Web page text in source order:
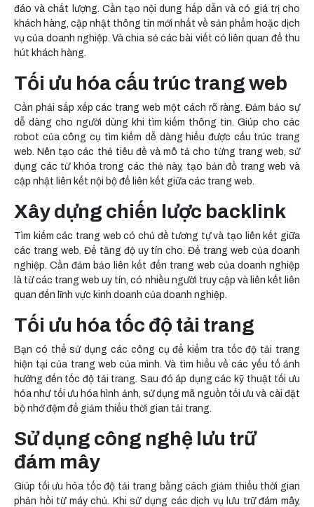
đáo và chất lượng. Cần tạo nội dung hấp dẫn và có giá trị cho
khách hàng, cập nhật thông tin mới nhất về sản phẩm hoặc dịch
vụ của doanh nghiệp. Và chia sẻ các bài viết có liên quan để thu
hút khách hàng.
Tối ưu hóa cấu trúc trang web
Cần phải sắp xếp các trang web một cách rõ ràng. Đảm bảo sự
dễ dàng cho người dùng khi tìm kiếm thông tin. Giúp cho các
robot của công cụ tìm kiếm dễ dàng hiểu được cấu trúc trang
web. Nên tạo các thẻ tiêu đề và mô tả cho từng trang web, sử
dụng các từ khóa trong các thẻ này, tạo bản đồ trang web và
cập nhật liên kết nội bộ để liên kết giữa các trang web.
Xây dựng chiến lược backlink
Tìm kiếm các trang web có chủ đề tương tự và tạo liên kết giữa
các trang web. Để tăng độ uy tín cho. Để trang web của doanh
nghiệp. Cần đảm bảo liên kết đến trang web của doanh nghiệp
là từ các trang web uy tín, có nhiều người truy cập và liên kết liên
quan đến lĩnh vực kinh doanh của doanh nghiệp.
Tối ưu hóa tốc độ tải trang
Bạn có thể sử dụng các công cụ để kiểm tra tốc độ tải trang
hiện tại của trang web của mình. Và tìm hiểu về các yếu tố ảnh
hưởng đến tốc độ tải trang. Sau đó áp dụng các kỹ thuật tối ưu
hóa như tối ưu hóa hình ảnh, sử dụng mã nguồn tối ưu và cài đặt
bộ nhớ đệm để giảm thiểu thời gian tải trang.
Sử dụng công nghệ lưu trữ
đám mây
Giúp tối ưu hóa tốc độ tải trang bằng cách giảm thiểu thời gian
phản hồi từ máy chủ. Khi sử dụng các dịch vụ lưu trữ đám mây,